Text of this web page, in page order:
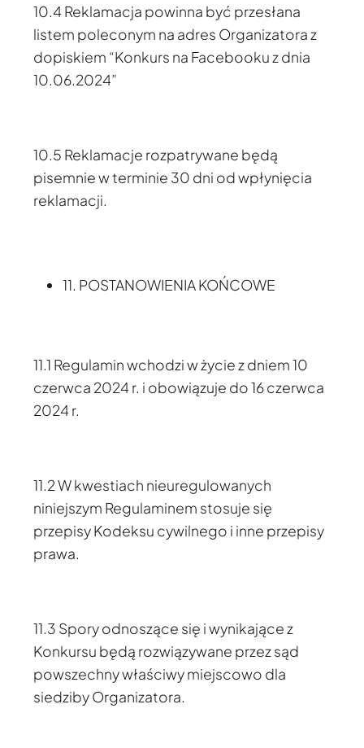
10.4 Reklamacja powinna być przesłana
listem poleconym na adres Organizatora z
dopiskiem “Konkurs na Facebooku z dnia
10.06.2024”
10.5 Reklamacje rozpatrywane będą
pisemnie w terminie 30 dni od wpłynięcia
reklamacji.
11. POSTANOWIENIA KOŃCOWE
11.1 Regulamin wchodzi w życie z dniem 10
czerwca 2024 r. i obowiązuje do 16 czerwca
2024 r.
11.2 W kwestiach nieuregulowanych
niniejszym Regulaminem stosuje się
przepisy Kodeksu cywilnego i inne przepisy
prawa.
11.3 Spory odnoszące się i wynikające z
Konkursu będą rozwiązywane przez sąd
powszechny właściwy miejscowo dla
siedziby Organizatora.